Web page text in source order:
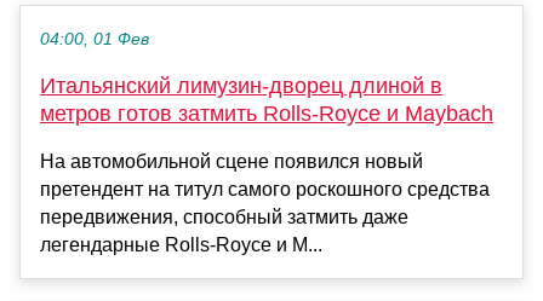
04:00, 01 Фев
Итальянский лимузин-дворец длиной в
метров готов затмить Rolls-Royce и Maybach
На автомобильной сцене появился новый
претендент на титул самого роскошного средства
передвижения, способный затмить даже
легендарные Rolls-Royce и M...